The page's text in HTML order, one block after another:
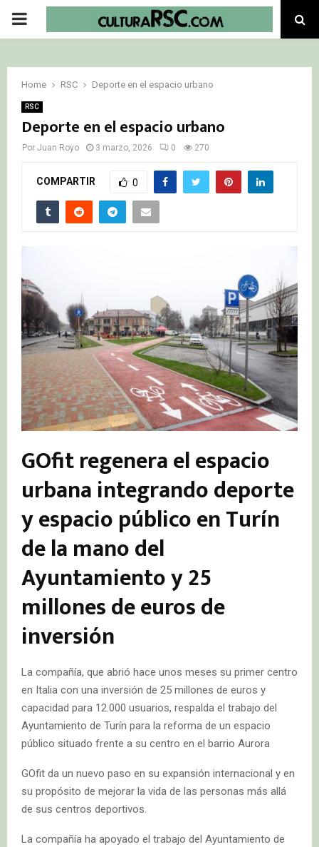
PRIMARY
Home RSC Deporte en el espacio urbano
RSC
Deporte en el espacio urbano
Por Juan Royo 3 marzo, 2026 0 270
COMPARTIR 0
GOfit regenera el espacio
urbana integrando deporte
y espacio público en Turín
de la mano del
Ayuntamiento y 25
millones de euros de
inversión
La compañía, que abrió hace unos meses su primer centro
en Italia con una inversión de 25 millones de euros y
capacidad para 12.000 usuarios, respalda el trabajo del
Ayuntamiento de Turín para la reforma de un espacio
público situado frente a su centro en el barrio Aurora
GOfit da un nuevo paso en su expansión internacional y en
su propósito de mejorar la vida de las personas más allá
de sus centros deportivos.
La compañía ha apoyado el trabajo del Ayuntamiento de